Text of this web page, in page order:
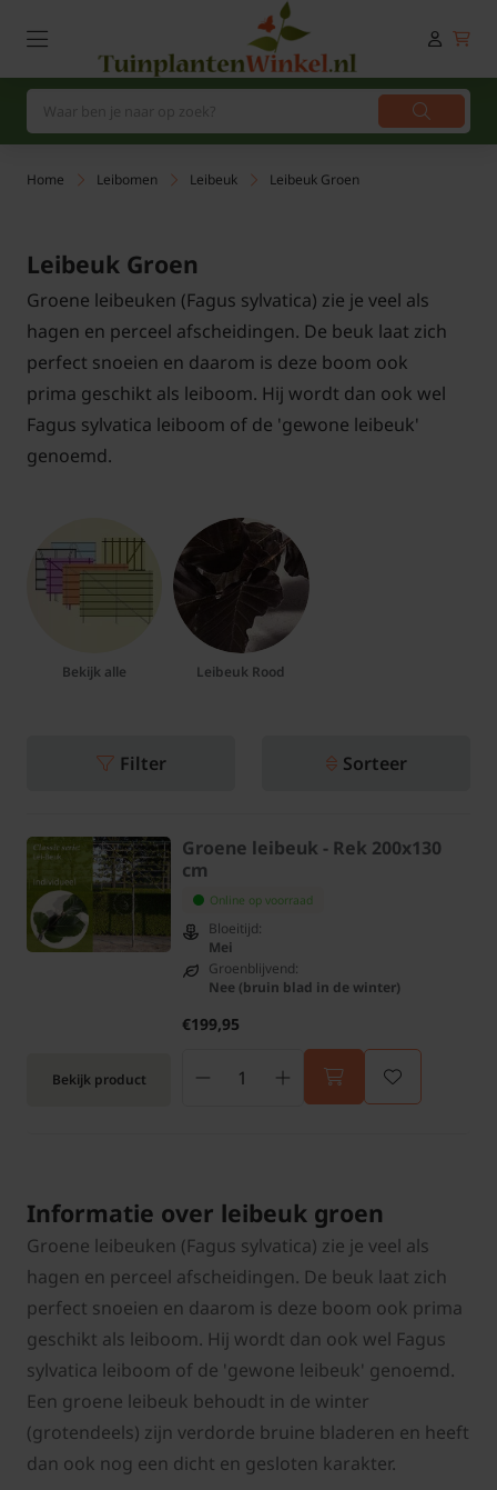
Home Leibomen Leibeuk Leibeuk Groen
Leibeuk Groen
Groene leibeuken (Fagus sylvatica) zie je veel als
hagen en perceel afscheidingen. De beuk laat zich
perfect snoeien en daarom is deze boom ook
prima geschikt als leiboom. Hij wordt dan ook wel
Fagus sylvatica leiboom of de 'gewone leibeuk'
genoemd.
Bekijk alle Leibeuk Rood
Filter Sorteer
Bekijk product
Groene leibeuk - Rek 200x130
cm
Online op voorraad
Bloeitijd:
Mei
Groenblijvend:
Nee (bruin blad in de winter)
€199,95
Informatie over leibeuk groen
Groene leibeuken (Fagus sylvatica) zie je veel als
hagen en perceel afscheidingen. De beuk laat zich
perfect snoeien en daarom is deze boom ook prima
geschikt als leiboom. Hij wordt dan ook wel Fagus
sylvatica leiboom of de 'gewone leibeuk' genoemd.
Een groene leibeuk behoudt in de winter
(grotendeels) zijn verdorde bruine bladeren en heeft
dan ook nog een dicht en gesloten karakter.